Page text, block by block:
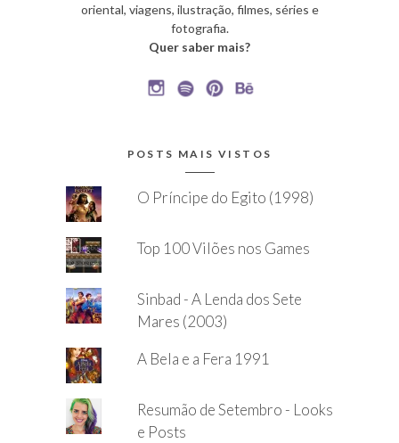
oriental, viagens, ilustração, filmes, séries e
fotografia.
Quer saber mais?
POSTS MAIS VISTOS
O Príncipe do Egito (1998)
Top 100 Vilões nos Games
Sinbad - A Lenda dos Sete
Mares (2003)
A Bela e a Fera 1991
Resumão de Setembro - Looks
e Posts